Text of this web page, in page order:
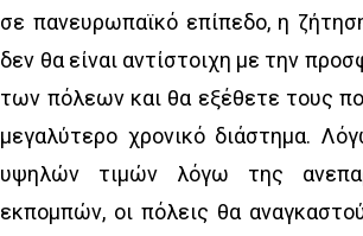
σε πανευρωπαϊκό επίπεδο, η
δεν θα είναι αντίστοιχη με την
των πόλεων και θα εξέθετε τους
μεγαλύτερο χρονικό διάστημα.
υψηλών τιμών λόγω της
εκπομπών, οι πόλεις θα